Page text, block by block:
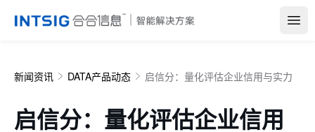
新闻资讯 DATA产品动态 启信分：量化评估企业信用与实力
启信分：量化评估企业信用